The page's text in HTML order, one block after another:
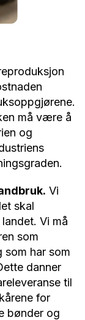
må være å
og
Vi
skal
Vi må
som
som har som
danner
til
for
bønder og